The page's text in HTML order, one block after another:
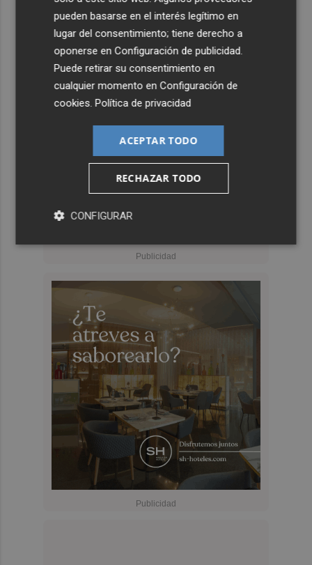
pueden basarse en el interés legítimo en
lugar del consentimiento; tiene derecho a
oponerse enConfiguración de publicidad.
Puede retirar su consentimiento en
cualquier momento enConfiguración de
cookies.Política de privacidad
ACEPTAR TODO
RECHAZAR TODO
CONFIGURAR